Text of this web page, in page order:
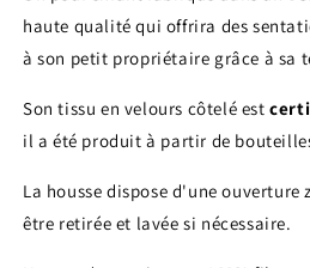
haute qualité qui offrira des
à son petit propriétaire grâce à sa
Son tissu en velours côtelé est
il a été produit à partir de
La housse dispose d'une ouverture
être retirée et lavée si nécessaire.